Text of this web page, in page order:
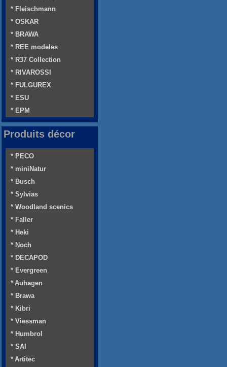
* Fleischmann
* OSKAR
* BRAWA
* REE modeles
* R37 Collection
* RIVAROSSI
* FULGUREX
* ESU
* EPM
Produits décor
* PECO
* miniNatur
* Busch
* Sylvias
* Woodland scenics
* Faller
* Heki
* Noch
* DECAPOD
* Evergreen
* Auhagen
* Brawa
* Kibri
* Viessman
* Humbrol
* SAI
* Artitec